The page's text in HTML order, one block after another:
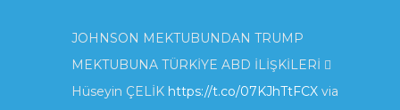
JOHNSON MEKTUBUNDAN TRUMP
MEKTUBUNA TÜRKİYE ABD İLİŞKİLERİ 
Hüseyin ÇELİK https://t.co/07KJhTtFCX via